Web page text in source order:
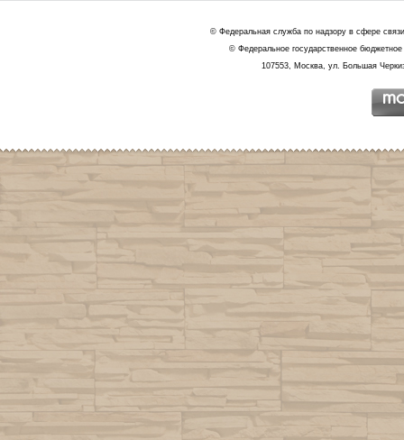
© Федеральная служба по надзору в сфере
© Федеральное государственное
107553, Москва, ул. Большая